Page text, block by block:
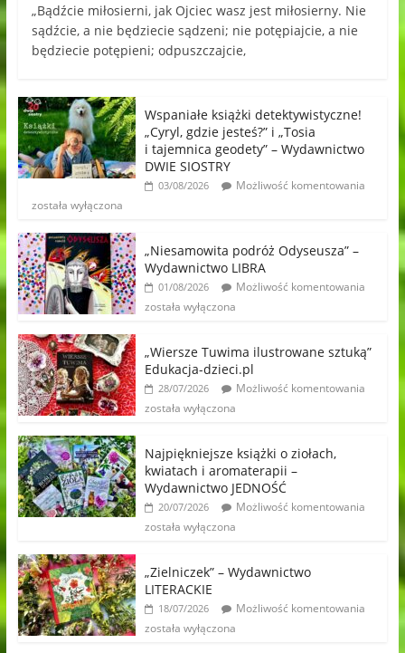
„Bądźcie miłosierni, jak Ojciec wasz jest miłosierny. Nie
sądźcie, a nie będziecie sądzeni; nie potępiajcie, a nie
będziecie potępieni; odpuszczajcie,
Wspaniałe książki detektywistyczne!
„Cyryl, gdzie jesteś?” i „Tosia
i tajemnica geodety” – Wydawnictwo
DWIE SIOSTRY
03/08/2026
Możliwość komentowania
została wyłączona
„Niesamowita podróż Odyseusza” –
Wydawnictwo LIBRA
01/08/2026
Możliwość komentowania
została wyłączona
„Wiersze Tuwima ilustrowane sztuką”
Edukacja-dzieci.pl
28/07/2026
Możliwość komentowania
została wyłączona
Najpiękniejsze książki o ziołach,
kwiatach i aromaterapii –
Wydawnictwo JEDNOŚĆ
20/07/2026
Możliwość komentowania
została wyłączona
„Zielniczek” – Wydawnictwo
LITERACKIE
18/07/2026
Możliwość komentowania
została wyłączona